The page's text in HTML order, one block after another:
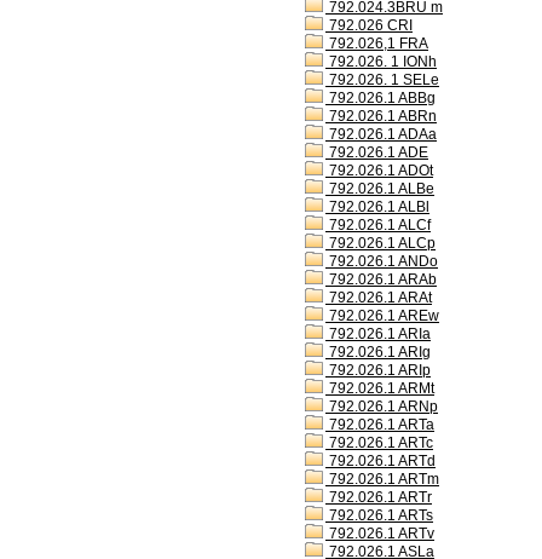
792.024.3BRU m
792.026 CRI
792.026,1 FRA
792.026. 1 IONh
792.026. 1 SELe
792.026.1 ABBg
792.026.1 ABRn
792.026.1 ADAa
792.026.1 ADE
792.026.1 ADOt
792.026.1 ALBe
792.026.1 ALBl
792.026.1 ALCf
792.026.1 ALCp
792.026.1 ANDo
792.026.1 ARAb
792.026.1 ARAt
792.026.1 AREw
792.026.1 ARIa
792.026.1 ARIg
792.026.1 ARIp
792.026.1 ARMt
792.026.1 ARNp
792.026.1 ARTa
792.026.1 ARTc
792.026.1 ARTd
792.026.1 ARTm
792.026.1 ARTr
792.026.1 ARTs
792.026.1 ARTv
792.026.1 ASLa